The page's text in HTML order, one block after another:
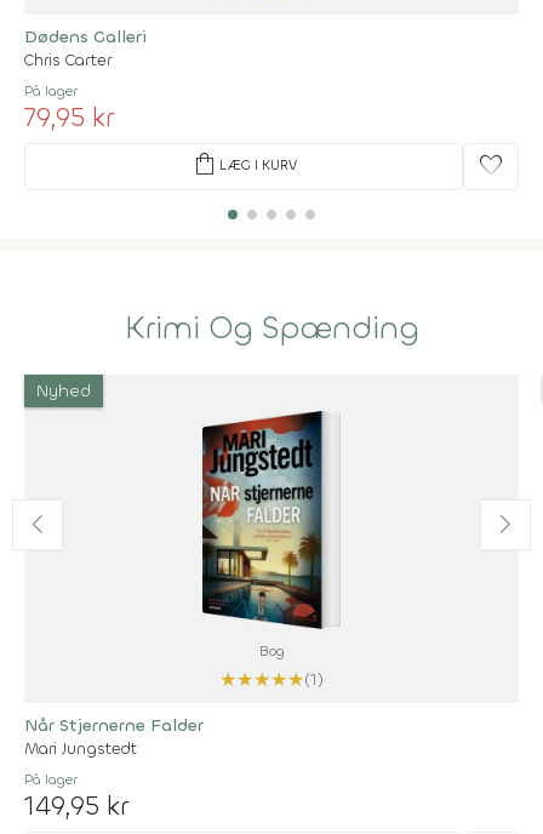
Dødens Galleri
Chris Carter
På lager
79,95 kr
shopping_bag LÆG I KURV favorite
Krimi Og Spænding
Nyhed
Bog
★★★★★(1)
Når Stjernerne Falder
Mari Jungstedt
På lager
149,95 kr